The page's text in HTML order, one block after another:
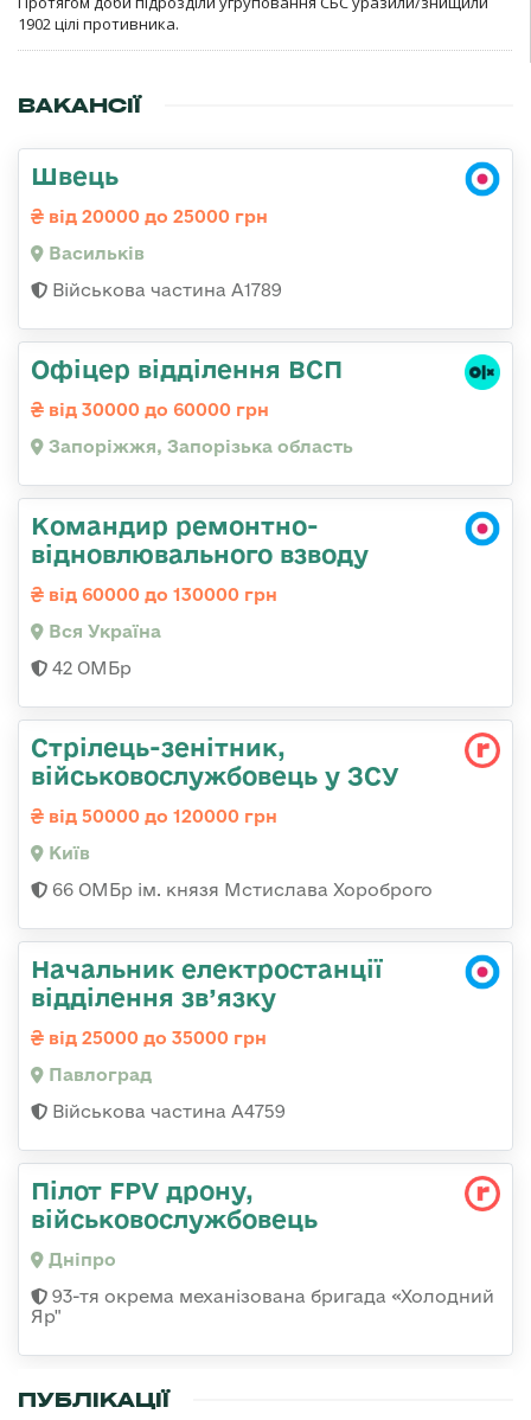
1902 цілі противника.
ВАКАНСІЇ
Швець
від 20000 до 25000 грн
Васильків
Військова частина А1789
Офіцер відділення ВСП
від 30000 до 60000 грн
Запоріжжя, Запорізька область
Командир ремонтно-
відновлювального взводу
від 60000 до 130000 грн
Вся Україна
42 ОМБр
Стрілець-зенітник,
військовослужбовець у ЗСУ
від 50000 до 120000 грн
Київ
66 ОМБр ім. князя Мстислава Хороброго
Начальник електростанції
відділення зв’язку
від 25000 до 35000 грн
Павлоград
Військова частина А4759
Пілот FPV дрону,
військовослужбовець
Дніпро
93-тя окрема механізована бригада «Холодний
Яр"
ПУБЛІКАЦІЇ